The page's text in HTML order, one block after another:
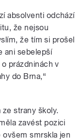
absolventi odchází
že nejsou
že tím si prošel
ani sebelepší
prázdninách v
do Brna,“
strany školy.
zavést pozici
smrskla jen